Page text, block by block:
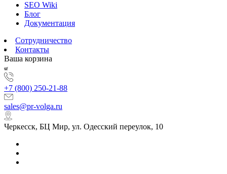
SEO Wiki
Блог
Документация
Сотрудничество
Контакты
Ваша корзина
+7 (800) 250-21-88
sales@pr-volga.ru
Черкесск, БЦ Мир, ул. Одесский переулок, 10